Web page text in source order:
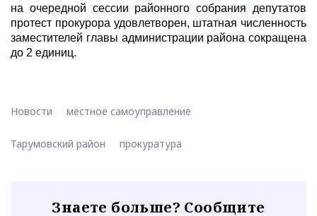
на очередной сессии районного собрания депутатов
протест прокурора удовлетворен, штатная численность
заместителей главы администрации района сокращена
до 2 единиц.
Новости местное самоуправление
Тарумовский район прокуратура
Знаете больше? Сообщите